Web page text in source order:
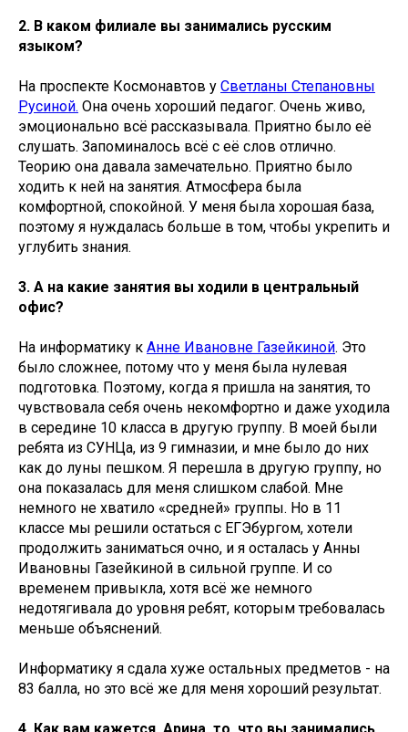
2. В каком филиале вы занимались русским
языком?
На проспекте Космонавтов у Светланы Степановны
Русиной. Она очень хороший педагог. Очень живо,
эмоционально всё рассказывала. Приятно было её
слушать. Запоминалось всё с её слов отлично.
Теорию она давала замечательно. Приятно было
ходить к ней на занятия. Атмосфера была
комфортной, спокойной. У меня была хорошая база,
поэтому я нуждалась больше в том, чтобы укрепить и
углубить знания.
3. А на какие занятия вы ходили в центральный
офис?
На информатику к Анне Ивановне Газейкиной. Это
было сложнее, потому что у меня была нулевая
подготовка. Поэтому, когда я пришла на занятия, то
чувствовала себя очень некомфортно и даже уходила
в середине 10 класса в другую группу. В моей были
ребята из СУНЦа, из 9 гимназии, и мне было до них
как до луны пешком. Я перешла в другую группу, но
она показалась для меня слишком слабой. Мне
немного не хватило «средней» группы. Но в 11
классе мы решили остаться с ЕГЭбургом, хотели
продолжить заниматься очно, и я осталась у Анны
Ивановны Газейкиной в сильной группе. И со
временем привыкла, хотя всё же немного
недотягивала до уровня ребят, которым требовалась
меньше объяснений.
Информатику я сдала хуже остальных предметов - на
83 балла, но это всё же для меня хороший результат.
4. Как вам кажется, Арина, то, что вы занимались